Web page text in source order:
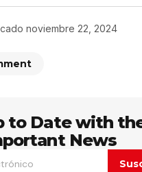
noviembre 22, 2024
de correo electrónico no
campos obligatorios
*
to Date with
News